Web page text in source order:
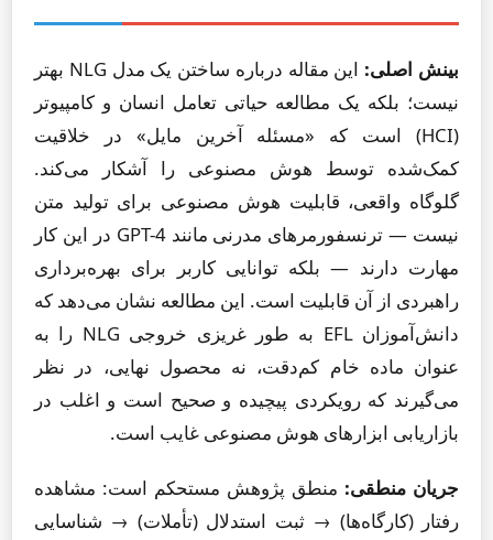
بینش اصلی:
این مقاله درباره ساختن یک مدل NLG بهتر
نیست؛ بلکه یک مطالعه حیاتی تعامل انسان و کامپیوتر
(HCI) است که «مسئله آخرین مایل» در خلاقیت
کمک‌شده توسط هوش مصنوعی را آشکار می‌کند.
گلوگاه واقعی، قابلیت هوش مصنوعی برای تولید متن
نیست — ترنسفورمرهای مدرنی مانند GPT-4 در این کار
مهارت دارند — بلکه توانایی کاربر برای بهره‌برداری
راهبردی از آن قابلیت است. این مطالعه نشان می‌دهد که
دانش‌آموزان EFL به طور غریزی خروجی NLG را به
عنوان ماده خام کم‌دقت، نه محصول نهایی، در نظر
می‌گیرند که رویکردی پیچیده و صحیح است و اغلب در
بازاریابی ابزارهای هوش مصنوعی غایب است.
جریان منطقی: منطق پژوهش مستحکم است: مشاهده
رفتار (کارگاه‌ها) → ثبت استدلال (تأملات) → شناسایی